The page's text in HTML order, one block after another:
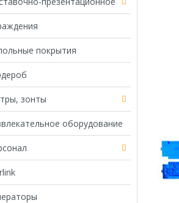
покрытия
зонты
оборудование